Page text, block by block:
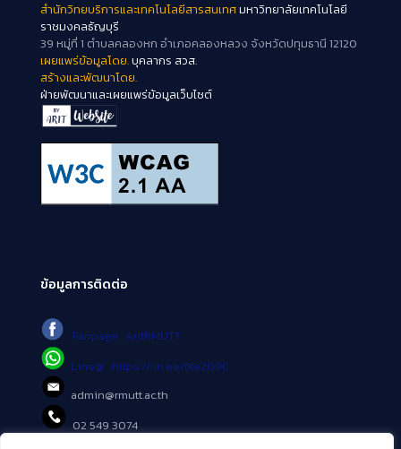
สำนักวิทยบริการและเทคโนโลยีสารสนเทศมหาวิทยาลัยเทคโนโลยี
ราชมงคลธัญบุรี
39 หมู่ที่ 1 ตำบลคลองหก อำเภอคลองหลวง จังหวัดปทุมธานี 12120
เผยแพร่ข้อมูลโดย.บุคลากร สวส.
สร้างและพัฒนาโดย.
ฝ่ายพัฒนาและเผยแพร่ข้อมูลเว็บไซต์
ข้อมูลการติดต่อ
Fanpage : AritRMUTT
Line@ : https://lin.ee/tXe209C
admin@rmutt.ac.th
02 549 3074